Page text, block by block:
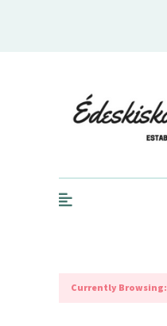
Currently Browsing: